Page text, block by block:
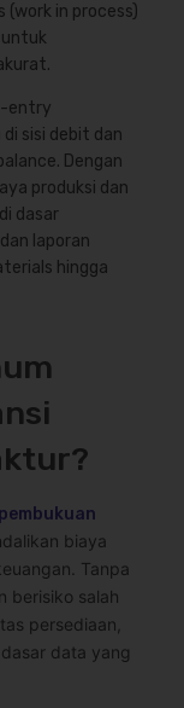
(work in process)
untuk
entry
sisi debit dan
Dengan
produksi dan
dasar
laporan
hingga
pembukuan
biaya
Tanpa
berisiko salah
persediaan,
data yang